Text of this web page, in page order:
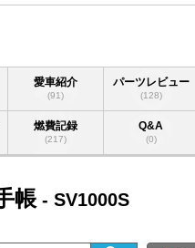
愛車紹介
(91)
パーツレビュー
(128)
燃費記録
(217)
Q&A
(0)
帳 - SV1000S